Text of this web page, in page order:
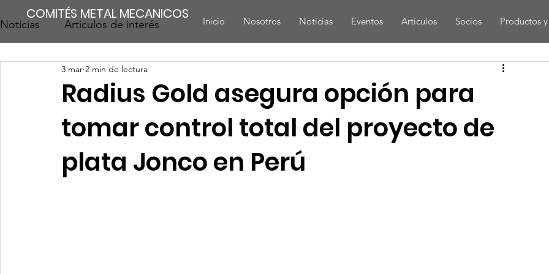
COMITÉS METAL MECANICOS Inicio Nosotros Noticias Eventos Articulos Socios Productos
Noticias Articulos de interés
Radius Gold asegura opción para
tomar control total del proyecto de
plata Jonco en Perú
3 mar 2 min de lectura